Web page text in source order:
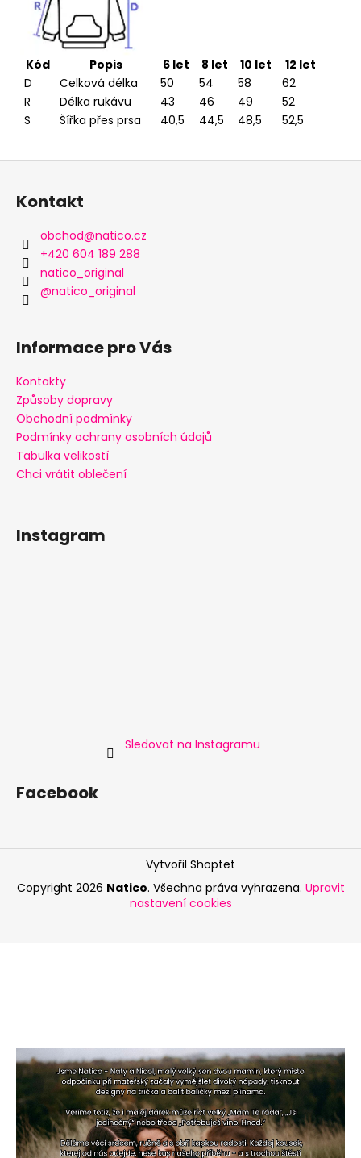
Kód Popis 6 let 8 let 10 let
12 let
D
Celková délka 50 54 58
62
R
Délka rukávu 43 46 49
52
S
Šířka přes prsa 40,5 44,5 48,5 52,5
Kontakt
obchod@natico.cz
+420 604 189 288
natico_original
@natico_original
Informace pro Vás
Kontakty
Způsoby dopravy
Obchodní podmínky
Podmínky ochrany osobních údajů
Tabulka velikostí
Chci vrátit oblečení
Instagram
Sledovat na Instagramu
Facebook
Vytvořil Shoptet
Copyright 2026 Natico. Všechna práva vyhrazena. Upravit
nastavení cookies